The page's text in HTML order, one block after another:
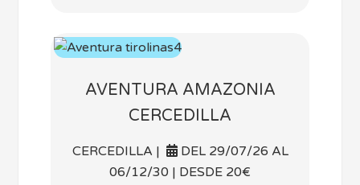
AVENTURA AMAZONIA
CERCEDILLA
CERCEDILLA |
DEL 29/07/26 AL
06/12/30 | DESDE 20€